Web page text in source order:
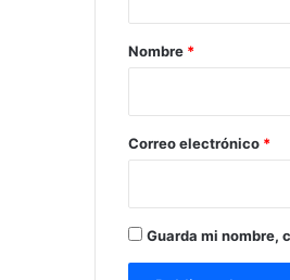
r
*
Nombre *
Correo electrónico *
Guarda mi nombre,